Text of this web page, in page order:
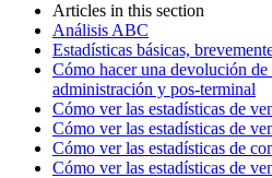
Articles in this section
Análisis ABC
Estadísticas básicas,
Cómo hacer una devolución de
administración y pos-terminal
Cómo ver las estadísticas de
Cómo ver las estadísticas de
Cómo ver las estadísticas de
Cómo ver las estadísticas de